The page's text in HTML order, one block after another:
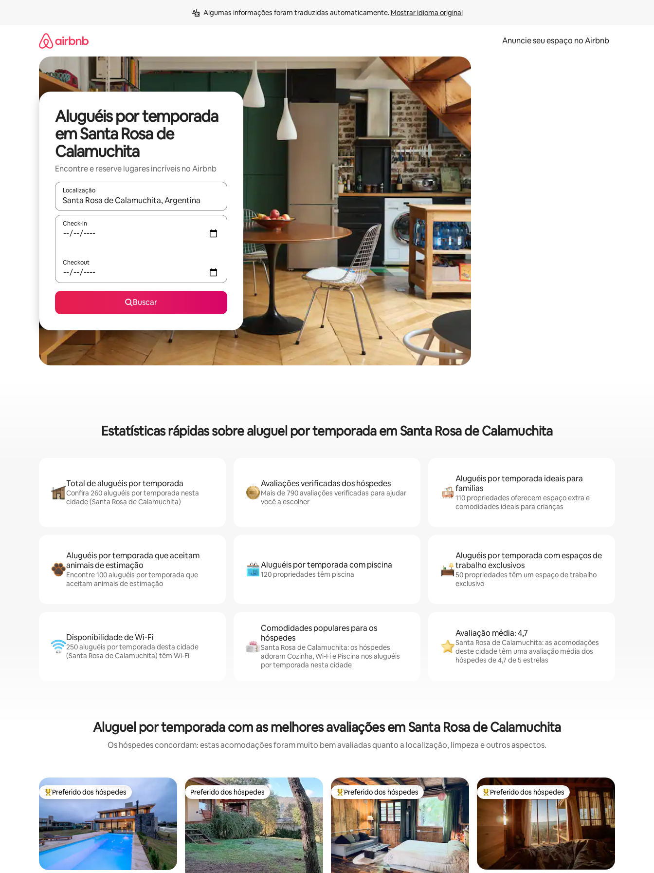
Algumas informações foram traduzidas automaticamente. Mostrar idioma original
Anuncie seu espaço no Airbnb
Aluguéis por temporada
em Santa Rosa de
Calamuchita
Encontre e reserve lugares incríveis no Airbnb
Localização
Quando os resultados estiverem disponíveis, explore-os usando as seta para cima e para baixo do teclado ou tocando e deslizando o dedo na tela.
Check-in
Checkout
Buscar
Estatísticas rápidas sobre aluguel por temporada em Santa Rosa de Calamuchita
Total de aluguéis por temporada
Confira 260 aluguéis por temporada nesta
cidade (Santa Rosa de Calamuchita)
Avaliações verificadas dos hóspedes
Mais de 790 avaliações verificadas para ajudar
você a escolher
Aluguéis por temporada ideais para
famílias
110 propriedades oferecem espaço extra e
comodidades ideais para crianças
Aluguéis por temporada que aceitam
animais de estimação
Encontre 100 aluguéis por temporada que
aceitam animais de estimação
Aluguéis por temporada com piscina
120 propriedades têm piscina
Aluguéis por temporada com espaços de
trabalho exclusivos
50 propriedades têm um espaço de trabalho
exclusivo
Disponibilidade de Wi-Fi
250 aluguéis por temporada desta cidade
(Santa Rosa de Calamuchita) têm Wi-Fi
Comodidades populares para os
hóspedes
Santa Rosa de Calamuchita: os hóspedes
adoram Cozinha, Wi-Fi e Piscina nos aluguéis
por temporada nesta cidade
Avaliação média: 4,7
Santa Rosa de Calamuchita: as acomodações
deste cidade têm uma avaliação média dos
hóspedes de 4,7 de 5 estrelas
Aluguel por temporada com as melhores avaliações em Santa Rosa de Calamuchita
Os hóspedes concordam: estas acomodações foram muito bem avaliadas quanto a localização, limpeza e outros aspectos.
Entre os melhores preferidos dos hóspedes
Preferido dos hóspedes Preferido dos hóspedes
Preferido dos hóspedes Entre os melhores preferidos dos hóspedes
Preferido dos hóspedes Entre os melhores preferidos dos hóspedes
Preferido dos hóspedes